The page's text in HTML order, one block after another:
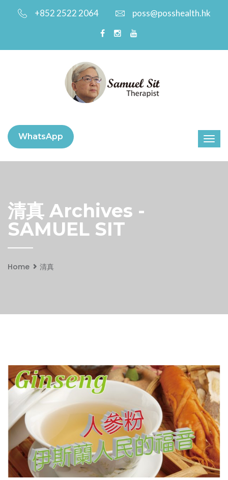
+852 2522 2064 poss@posshealth.hk
WhatsApp
清真 Archives -
SAMUEL SIT
Home 清真